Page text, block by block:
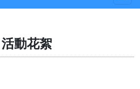
活動花絮